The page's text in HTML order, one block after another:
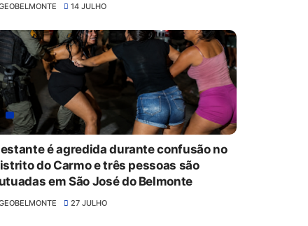
14 JULHO
é agredida durante confusão no
do Carmo e três pessoas são
em São José do Belmonte
27 JULHO